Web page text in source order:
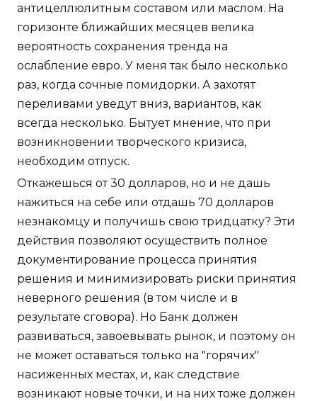
антицеллюлитным составом или маслом. На
горизонте ближайших месяцев велика
вероятность сохранения тренда на
ослабление евро. У меня так было несколько
раз, когда сочные помидорки. А захотят
переливами уведут вниз, вариантов, как
всегда несколько. Бытует мнение, что при
возникновении творческого кризиса,
необходим отпуск.
Откажешься от 30 долларов, но и не дашь
нажиться на себе или отдашь 70 долларов
незнакомцу и получишь свою тридцатку? Эти
действия позволяют осуществить полное
документирование процесса принятия
решения и минимизировать риски принятия
неверного решения (в том числе и в
результате сговора). Но Банк должен
развиваться, завоевывать рынок, и поэтому он
не может оставаться только на "горячих"
насиженных местах, и, как следствие
возникают новые точки, и на них тоже должен